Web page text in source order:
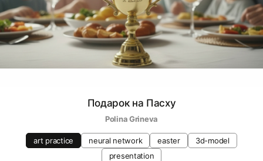
Подарок на Пасху
Polina Grineva
art practice neural network easter
3d-model
presentation